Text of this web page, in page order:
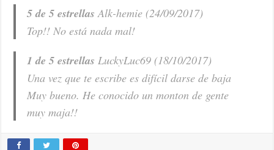
5 de 5 estrellas Alk-hemie (24/09/2017)
Top!! No está nada mal!
1 de 5 estrellas LuckyLuc69 (18/10/2017)
Una vez que te escribe es difícil darse de baja
Muy bueno. He conocido un monton de gente
muy maja!!